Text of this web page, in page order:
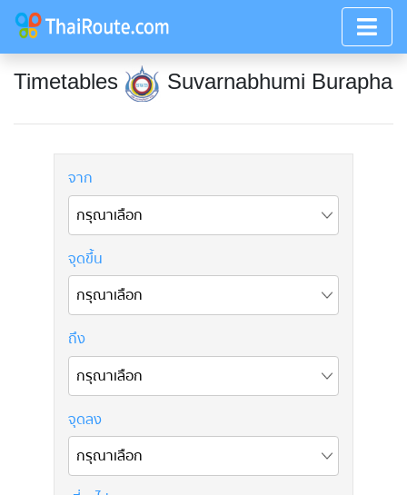
Timetables Suvarnabhumi Burapha